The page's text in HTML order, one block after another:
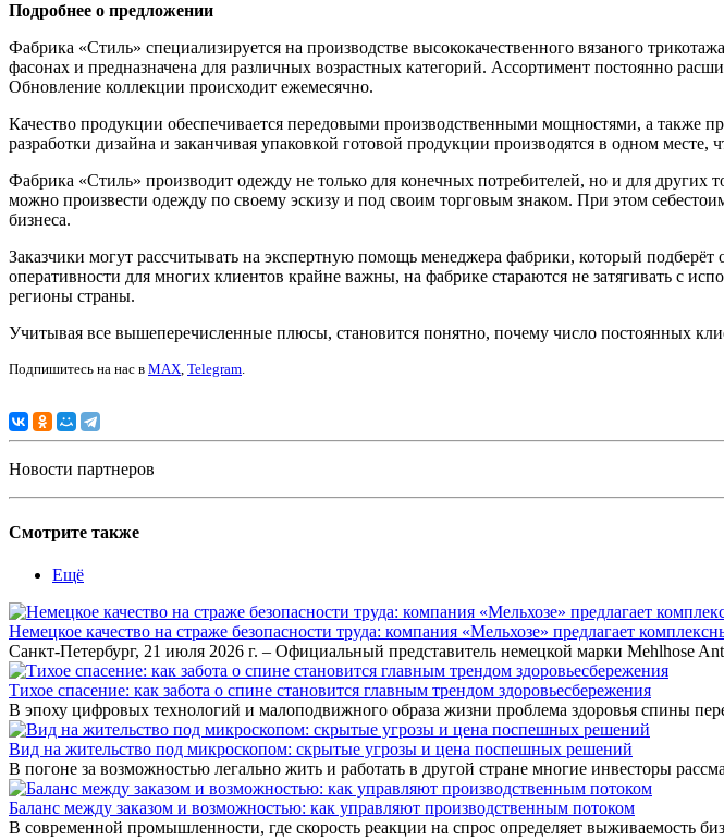
Подробнее о предложении
Фабрика «Стиль» специализируется на производстве высококачественного вязаного
фасонах и предназначена для различных возрастных категорий. Ассортимент постоянно
Обновление коллекции происходит ежемесячно.
Качество продукции обеспечивается передовыми производственными мощностями, а также
разработки дизайна и заканчивая упаковкой готовой продукции производятся в одном месте,
Фабрика «Стиль» производит одежду не только для конечных потребителей, но и для
можно произвести одежду по своему эскизу и под своим торговым знаком. При этом
бизнеса.
Заказчики могут рассчитывать на экспертную помощь менеджера фабрики, который
оперативности для многих клиентов крайне важны, на фабрике стараются не затягивать с
регионы страны.
Учитывая все вышеперечисленные плюсы, становится понятно, почему число постоянных
Подпишитесь на нас в MAX, Telegram.
Новости партнеров
Смотрите также
Ещё
Немецкое качество на страже безопасности труда: компания «Мельхозе» предлагает
Санкт-Петербург, 21 июля 2026 г. – Официальный представитель немецкой марки Mehlhose
Тихое спасение: как забота о спине становится главным трендом здоровьесбережения
В эпоху цифровых технологий и малоподвижного образа жизни проблема здоровья спины
Вид на жительство под микроскопом: скрытые угрозы и цена поспешных решений
В погоне за возможностью легально жить и работать в другой стране многие инвесторы
Баланс между заказом и возможностью: как управляют производственным потоком
В современной промышленности, где скорость реакции на спрос определяет выживаемость